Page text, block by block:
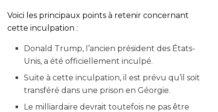
Voici les principaux points à retenir concernant
cette inculpation :
Donald Trump, l’ancien président des États-
Unis, a été officiellement inculpé.
Suite à cette inculpation, il est prévu qu’il soit
transféré dans une prison en Géorgie.
Le milliardaire devrait toutefois ne pas être